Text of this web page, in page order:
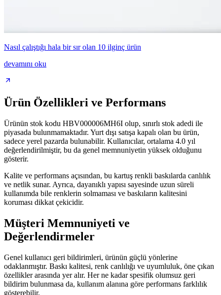
Nasıl çalıştığı hala bir sır olan 10 ilginç ürün
devamını oku
Ürün Özellikleri ve Performans
Ürünün stok kodu HBV000006MH6I olup, sınırlı stok adedi ile
piyasada bulunmamaktadır. Yurt dışı satışa kapalı olan bu ürün,
sadece yerel pazarda bulunabilir. Kullanıcılar, ortalama 4.0 yıl
değerlendirilmiştir, bu da genel memnuniyetin yüksek olduğunu
gösterir.
Kalite ve performans açısından, bu kartuş renkli baskılarda canlılık
ve netlik sunar. Ayrıca, dayanıklı yapısı sayesinde uzun süreli
kullanımda bile renklerin solmaması ve baskıların kalitesini
koruması dikkat çekicidir.
Müşteri Memnuniyeti ve
Değerlendirmeler
Genel kullanıcı geri bildirimleri, ürünün güçlü yönlerine
odaklanmıştır. Baskı kalitesi, renk canlılığı ve uyumluluk, öne çıkan
özellikler arasında yer alır. Her ne kadar spesifik olumsuz geri
bildirim bulunmasa da, kullanım alanına göre performans farklılık
gösterebilir.